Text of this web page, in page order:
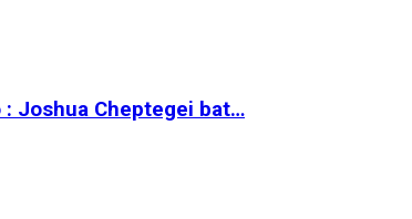
: Joshua Cheptegei bat…